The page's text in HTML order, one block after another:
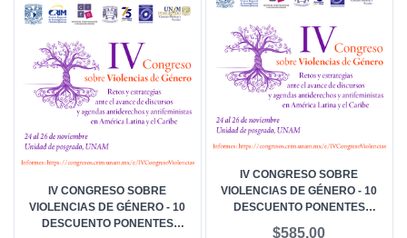
IV CONGRESO SOBRE
VIOLENCIAS DE GÉNERO - 10
DESCUENTO PONENTES
$585.00
IV CONGRESO SOBRE
VIOLENCIAS DE GÉNERO - 10
DESCUENTO PONENTES